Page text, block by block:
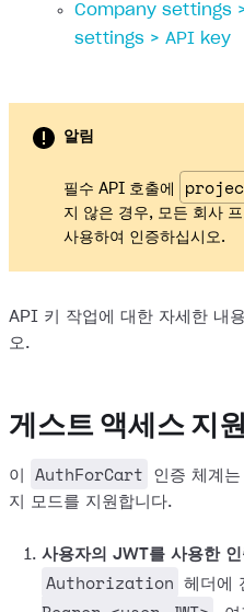
Company settings
settings > API key
알림
필수 API 호출에
지 않은 경우, 모든 회사
사용하여 인증하십시오.
API 키 작업에 대한 자세한 내
오.
게스트 액세스 지
이 AuthForCart
인증 체계
지 모드를 지원합니다.
사용자의 JWT를 사용한 인
Authorization 헤더에